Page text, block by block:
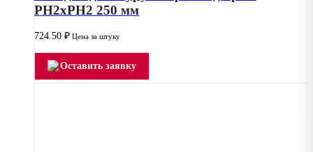
РН2хPH2 250 мм
724.50 ₽ Цена за штуку
Оставить заявку